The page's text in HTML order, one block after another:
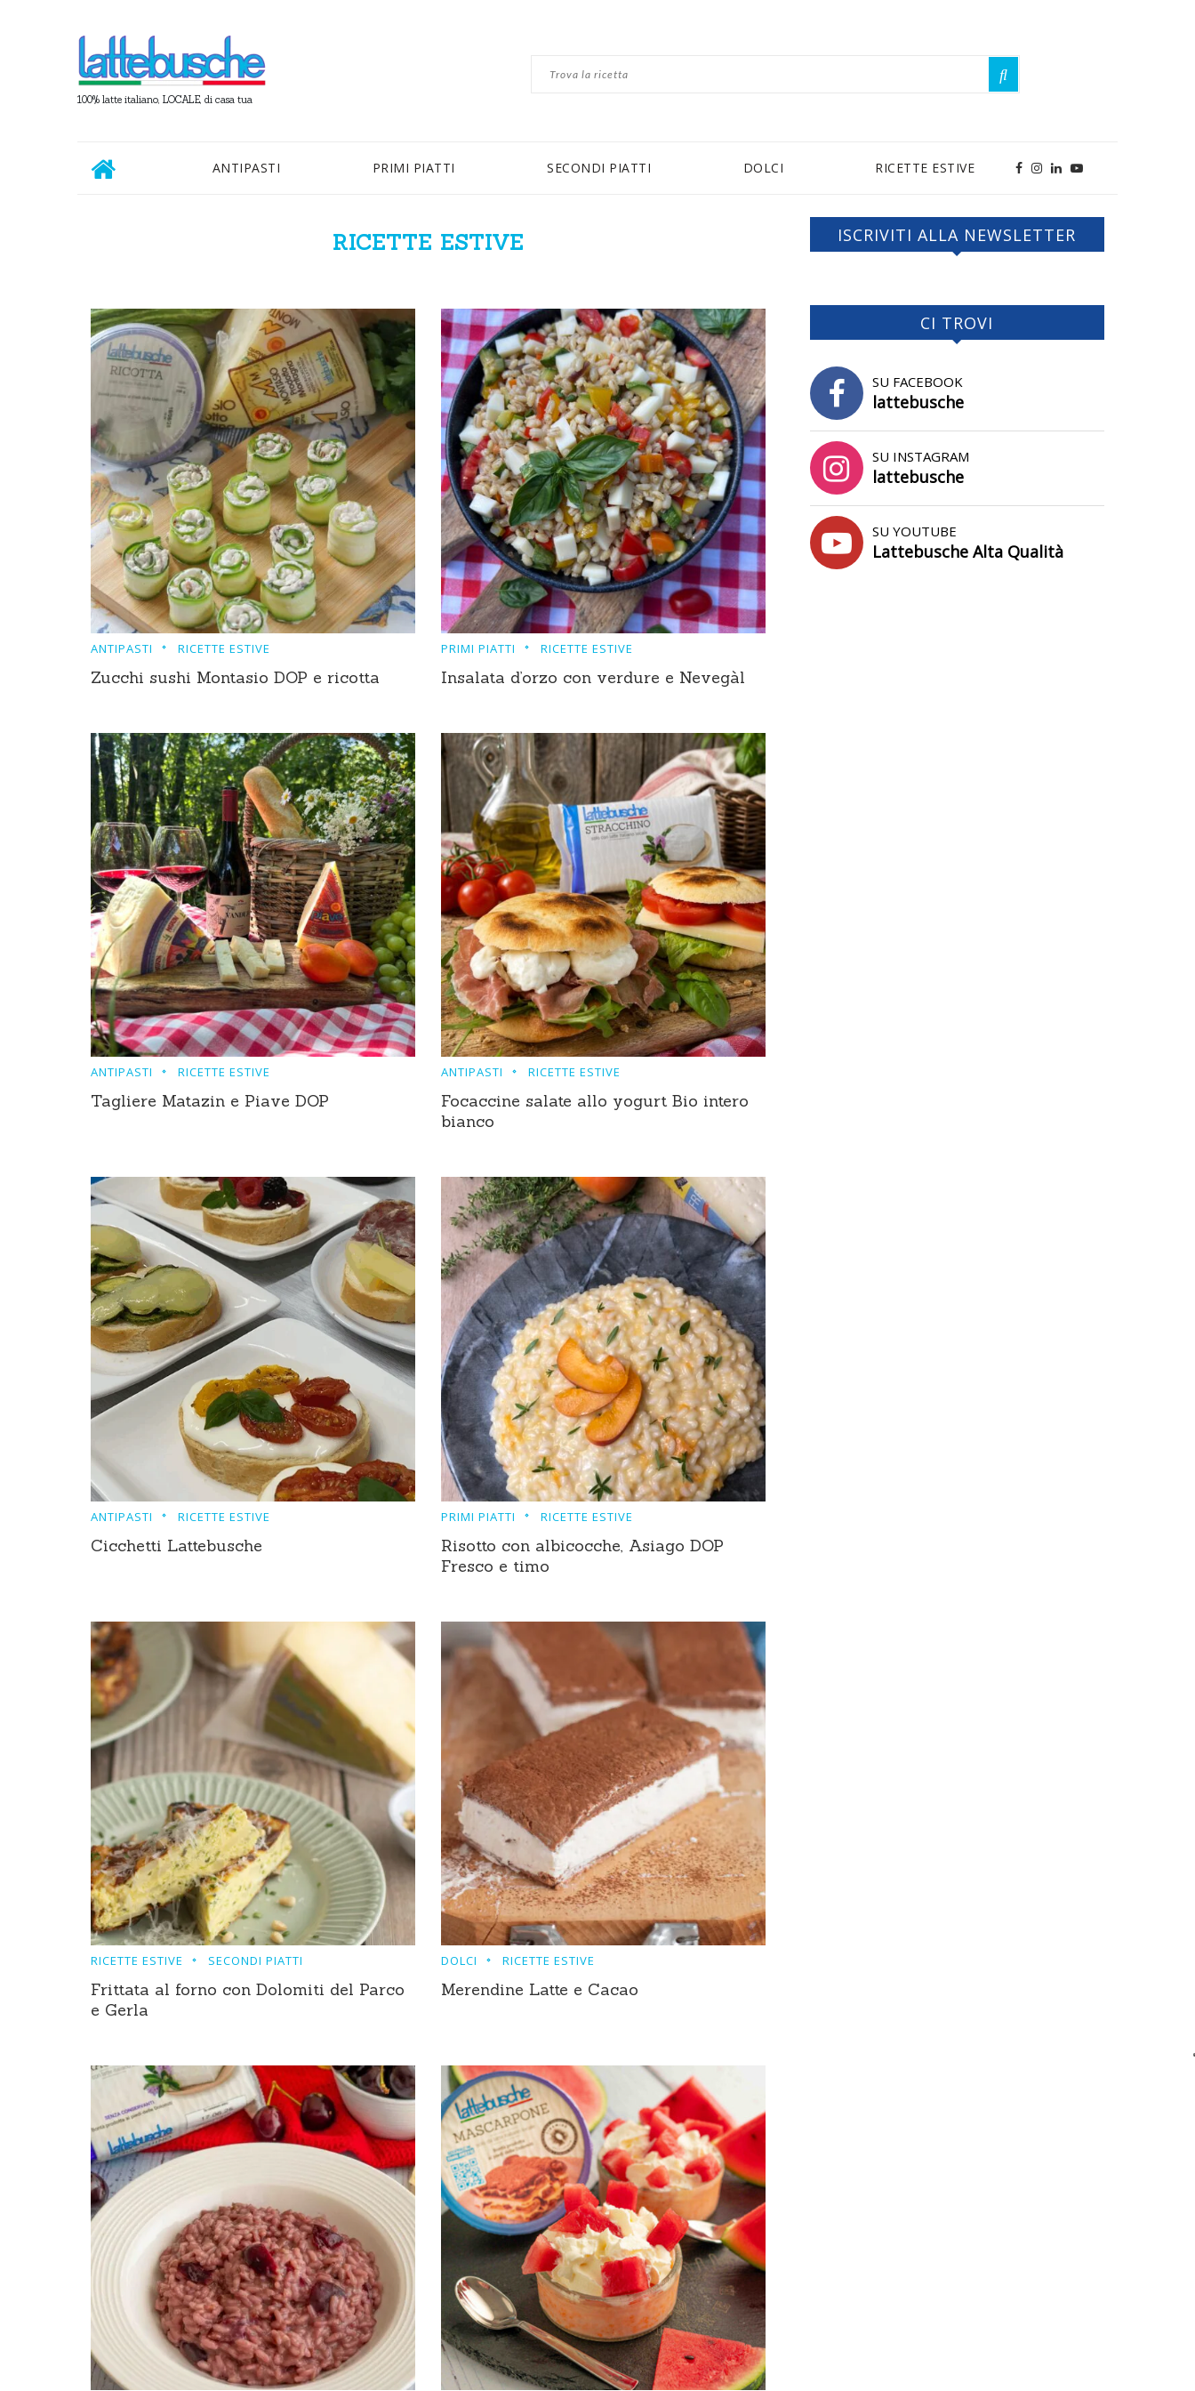
100% latte italiano, LOCALE, di casa tua
ANTIPASTI PRIMI PIATTI SECONDI PIATTI DOLCI RICETTE ESTIVE
RICETTE ESTIVE
ANTIPASTI RICETTE ESTIVE
Zucchi sushi Montasio DOP e ricotta
PRIMI PIATTI RICETTE ESTIVE
Insalata d’orzo con verdure e Nevegàl
ANTIPASTI RICETTE ESTIVE
Tagliere Matazin e Piave DOP
ANTIPASTI RICETTE ESTIVE
Focaccine salate allo yogurt Bio intero
bianco
ANTIPASTI RICETTE ESTIVE
Cicchetti Lattebusche
PRIMI PIATTI RICETTE ESTIVE
Risotto con albicocche, Asiago DOP
Fresco e timo
RICETTE ESTIVE SECONDI PIATTI
Frittata al forno con Dolomiti del Parco
e Gerla
DOLCI RICETTE ESTIVE
Merendine Latte e Cacao
ISCRIVITI ALLA NEWSLETTER
CI TROVI
SU FACEBOOK
lattebusche
SU INSTAGRAM
lattebusche
SU YOUTUBE
Lattebusche Alta Qualità